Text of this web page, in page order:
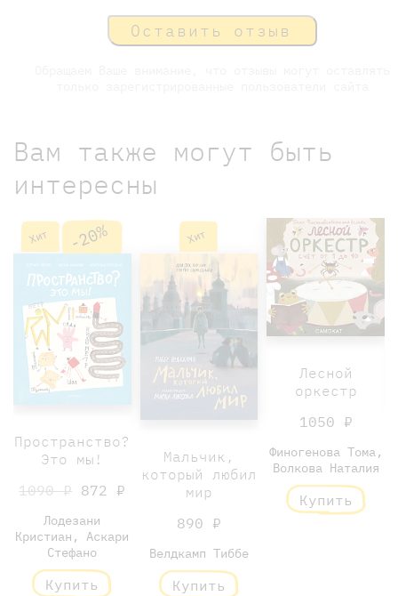
Оставить отзыв
Вам также могут быть
интересны
Хит -20%
Пространство?
Это мы!
1090 ₽ 872 ₽
Лодезани
Кристиан, Аскари
Стефано
Купить
Хит
Мальчик,
который любил
мир
890 ₽
Велдкамп Тиббе
Купить
Лесной
оркестр
1050 ₽
Финогенова Тома,
Волкова Наталия
Купить